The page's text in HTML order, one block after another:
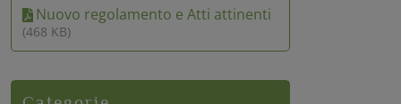
Nuovo regolamento e Atti attinenti
(468 KB)